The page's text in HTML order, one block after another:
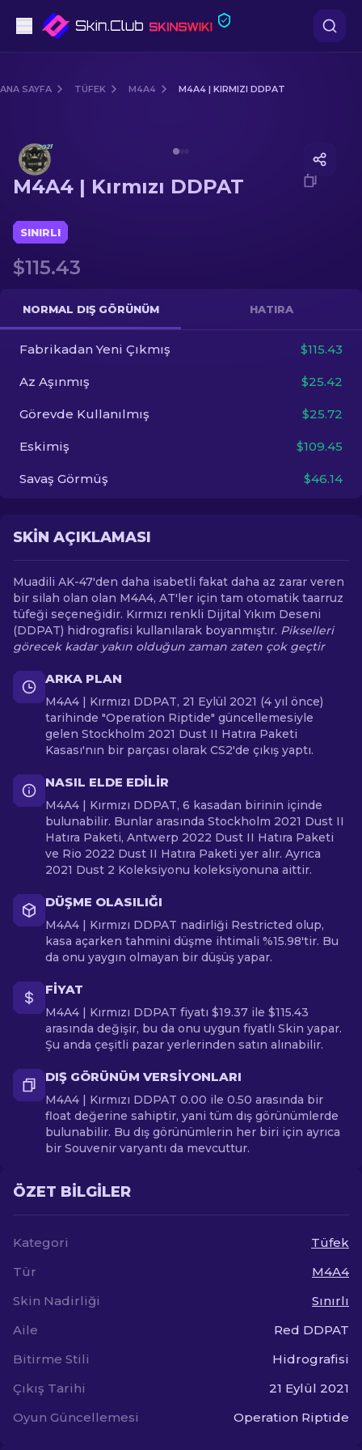
Tüfek
Dürbünlü Tüfek
Bıçaklar
Eldiven
Kasalar
Diğer
ANA SAYFA TÜFEK M4A4 M4A4 | KIRMIZI DDPAT
M4A4 | Kırmızı DDPAT
SINIRLI
$115.43
NORMAL DIŞ GÖRÜNÜM HATIRA
Fabrikadan Yeni Çıkmış $115.43
Az Aşınmış $25.42
Görevde Kullanılmış $25.72
Eskimiş $109.45
Savaş Görmüş $46.14
SKIN AÇIKLAMASI
Muadili AK-47'den daha isabetli fakat daha az zarar veren
bir silah olan olan M4A4, AT'ler için tam otomatik taarruz
tüfeği seçeneğidir. Kırmızı renkli Dijital Yıkım Deseni
(DDPAT) hidrografisi kullanılarak boyanmıştır. Pikselleri
görecek kadar yakın olduğun zaman zaten çok geçtir
ARKA PLAN
M4A4 | Kırmızı DDPAT, 21 Eylül 2021 (4 yıl önce)
tarihinde "Operation Riptide" güncellemesiyle
gelen Stockholm 2021 Dust II Hatıra Paketi
Kasası'nın bir parçası olarak CS2'de çıkış yaptı.
NASIL ELDE EDILIR
M4A4 | Kırmızı DDPAT, 6 kasadan birinin içinde
bulunabilir. Bunlar arasında Stockholm 2021 Dust II
Hatıra Paketi, Antwerp 2022 Dust II Hatıra Paketi
ve Rio 2022 Dust II Hatıra Paketi yer alır. Ayrıca
2021 Dust 2 Koleksiyonu koleksiyonuna aittir.
DÜŞME OLASILIĞI
M4A4 | Kırmızı DDPAT nadirliği Restricted olup,
kasa açarken tahmini düşme ihtimali %15.98'tir. Bu
da onu yaygın olmayan bir düşüş yapar.
FIYAT
M4A4 | Kırmızı DDPAT fiyatı $19.37 ile $115.43
arasında değişir, bu da onu uygun fiyatlı Skin yapar.
Şu anda çeşitli pazar yerlerinden satın alınabilir.
DIŞ GÖRÜNÜM VERSIYONLARI
M4A4 | Kırmızı DDPAT 0.00 ile 0.50 arasında bir
float değerine sahiptir, yani tüm dış görünümlerde
bulunabilir. Bu dış görünümlerin her biri için ayrıca
bir Souvenir varyantı da mevcuttur.
ÖZET BILGILER
Kategori
Tüfek
Tür
M4A4
Skin Nadirliği
Sınırlı
Aile
Red DDPAT
Bitirme Stili
Hidrografisi
Çıkış Tarihi
21 Eylül 2021
Oyun Güncellemesi
Operation Riptide